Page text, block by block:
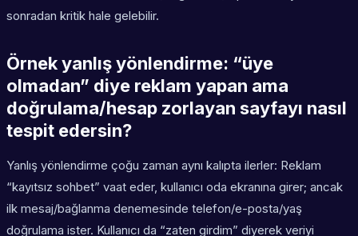
sonradan kritik hale gelebilir.
Örnek yanlış yönlendirme: “üye
olmadan” diye reklam yapan ama
doğrulama/hesap zorlayan sayfayı nasıl
tespit edersin?
Yanlış yönlendirme çoğu zaman aynı kalıpta ilerler: Reklam
“kayıtsız sohbet” vaat eder, kullanıcı oda ekranına girer; ancak
ilk mesaj/bağlanma denemesinde telefon/e-posta/yaş
doğrulama ister. Kullanıcı da “zaten girdim” diyerek veriyi